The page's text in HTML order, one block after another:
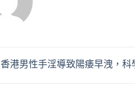
香港男性手淫導致陽痿早洩，科